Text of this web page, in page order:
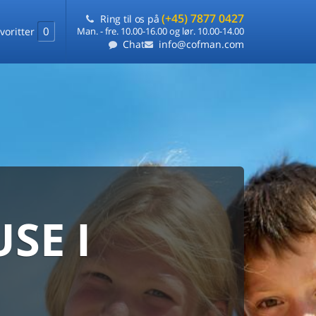
0
Ring til os på (+45) 7877 0427
Man. - fre. 10.00-16.00 og lør. 10.00-14.00
Chat info@cofman.com
I
laveste pris
ét sted